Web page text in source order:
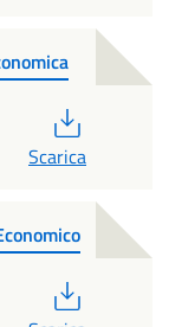
Scarica